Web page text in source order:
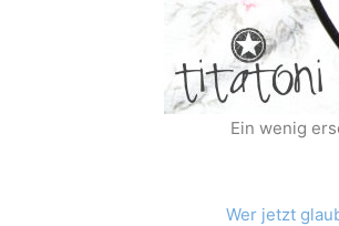
Ein wenig
Wer jetzt